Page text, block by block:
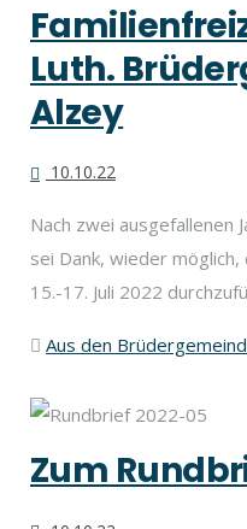
Luth.
Alzey
10.10.22
Nach zwei ausgefallenen
sei Dank, wieder
15.-17. Juli 2022
Aus den
Zum